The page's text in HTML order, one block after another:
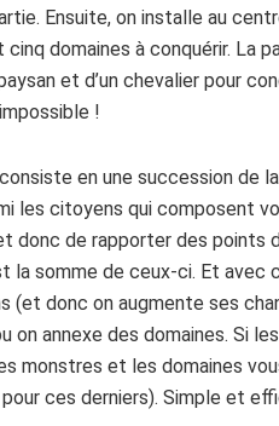
Ensuite, on installe au
domaines à conquérir. La
et d’un chevalier pour
!
en une succession de
les citoyens qui composent
de rapporter des points
la somme de ceux-ci. Et
(et donc on augmente ses
on annexe des domaines. Si
monstres et les domaines
ces derniers). Simple et